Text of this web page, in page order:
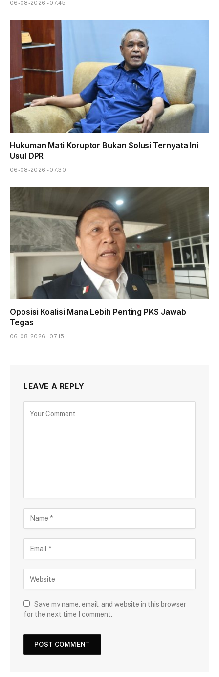
06-08-2026 - 07.45
Hukuman Mati Koruptor Bukan Solusi Ternyata Ini
Usul DPR
06-08-2026 - 07.30
Oposisi Koalisi Mana Lebih Penting PKS Jawab
Tegas
06-08-2026 - 07.15
LEAVE A REPLY
Save my name, email, and website in this browser
for the next time I comment.